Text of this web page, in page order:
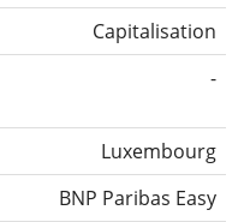
Capitalisation
-
Luxembourg
BNP Paribas Easy